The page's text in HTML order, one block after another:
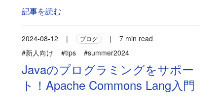
記事を読む
2024-08-12 | ブログ |
7 min read
#新人向け
#tips #summer2024
Javaのプログラミングをサポー
ト！Apache Commons Lang入門